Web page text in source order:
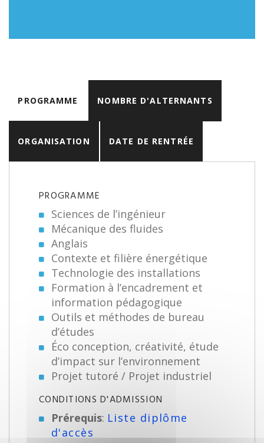
PROGRAMME NOMBRE D'ALTERNANTS
ORGANISATION DATE DE RENTRÉE
PROGRAMME
Sciences de l’ingénieur
Mécanique des fluides
Anglais
Contexte et filière énergétique
Technologie des installations
Formation à l’encadrement et
information pédagogique
Outils et méthodes de bureau
d’études
Éco conception, créativité, étude
d’impact sur l’environnement
Projet tutoré / Projet industriel
CONDITIONS D'ADMISSION
Prérequis: Liste diplôme
d'accès